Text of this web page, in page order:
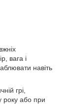
вага і
навіть
грі,
року або при